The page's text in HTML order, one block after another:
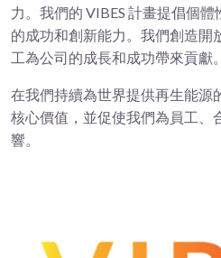
力。我們的 VIBES 計畫提倡個
的成功和創新能力。我們創造開
工為公司的成長和成功帶來貢獻。
在我們持續為世界提供再生能源
核心價值，並促使我們為員工、
響。